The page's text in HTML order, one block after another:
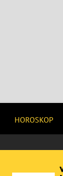
HOROSKOP